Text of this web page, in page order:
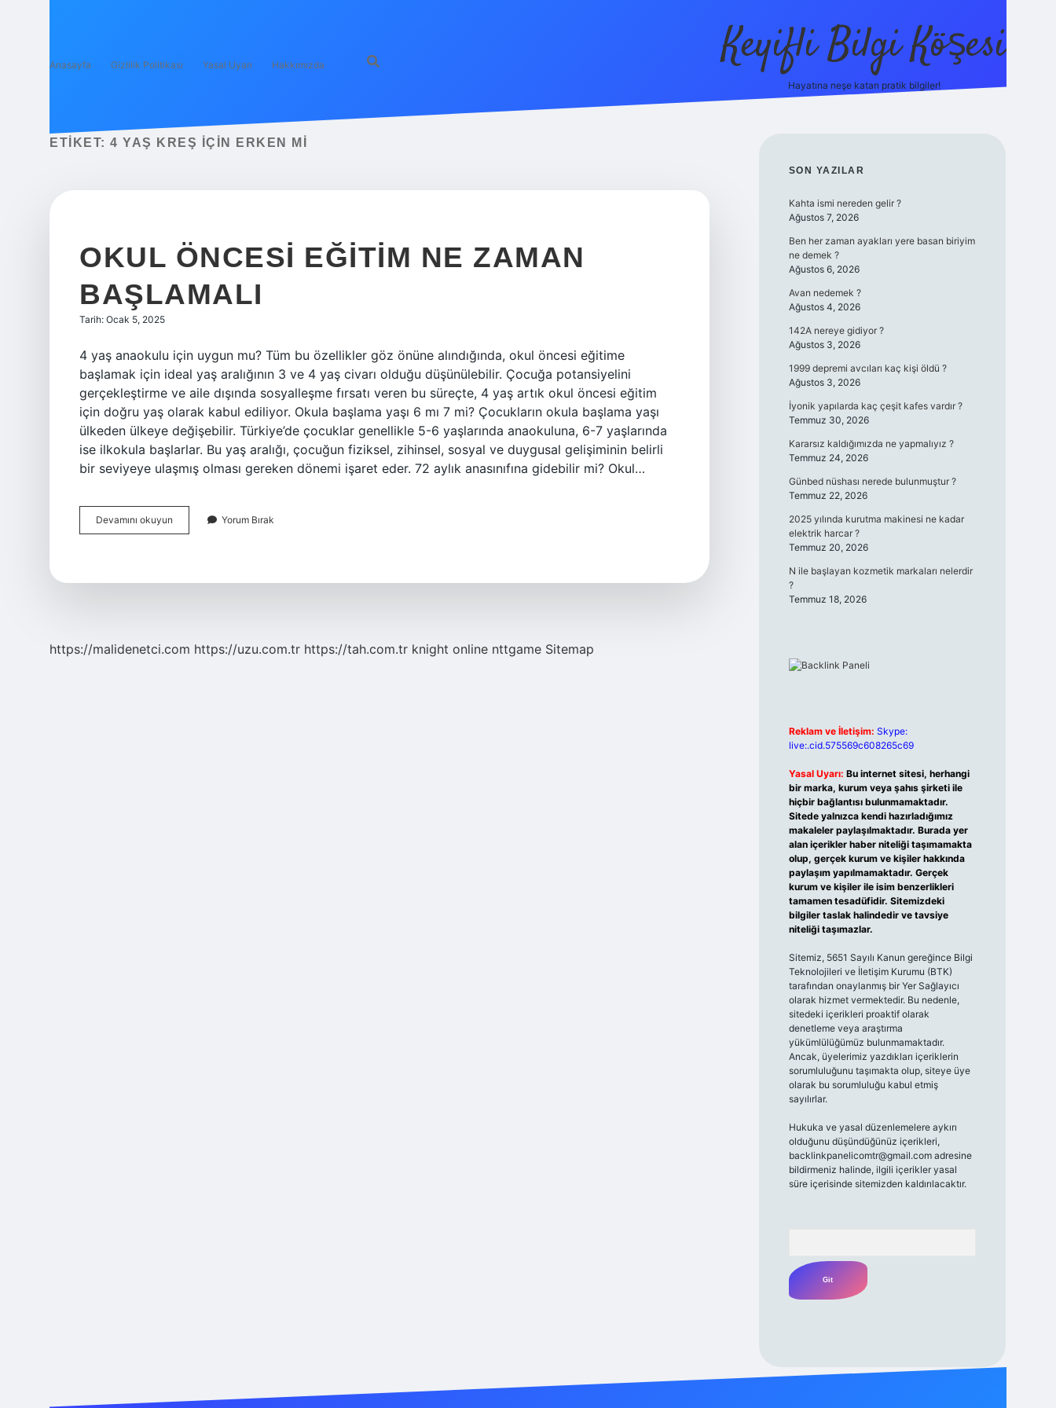
Anasayfa Gizlilik Politikası Yasal Uyarı Hakkımızda Keyifli Bilgi Köşesi
Hayatına neşe katan pratik bilgiler!
ETIKET: 4 YAŞ KREŞ IÇIN ERKEN MI
OKUL ÖNCESI EĞITIM NE ZAMAN
BAŞLAMALI
Tarih: Ocak 5, 2025
4 yaş anaokulu için uygun mu? Tüm bu özellikler göz önüne alındığında, okul öncesi eğitime
başlamak için ideal yaş aralığının 3 ve 4 yaş civarı olduğu düşünülebilir. Çocuğa potansiyelini
gerçekleştirme ve aile dışında sosyalleşme fırsatı veren bu süreçte, 4 yaş artık okul öncesi eğitim
için doğru yaş olarak kabul ediliyor. Okula başlama yaşı 6 mı 7 mi? Çocukların okula başlama yaşı
ülkeden ülkeye değişebilir. Türkiye’de çocuklar genellikle 5-6 yaşlarında anaokuluna, 6-7 yaşlarında
ise ilkokula başlarlar. Bu yaş aralığı, çocuğun fiziksel, zihinsel, sosyal ve duygusal gelişiminin belirli
bir seviyeye ulaşmış olması gereken dönemi işaret eder. 72 aylık anasınıfına gidebilir mi? Okul…
Devamını okuyun
Öncesi
Yorum Bırak
https://malidenetci.com https://uzu.com.tr https://tah.com.tr knight online nttgame Sitemap
SIDEBAR
SON YAZILAR
Kahta ismi nereden gelir ?
Ağustos 7, 2026
Ben her zaman ayakları yere basan biriyim
ne demek ?
Ağustos 6, 2026
Avan nedemek ?
Ağustos 4, 2026
142A nereye gidiyor ?
Ağustos 3, 2026
1999 depremi avcıları kaç kişi öldü ?
Ağustos 3, 2026
İyonik yapılarda kaç çeşit kafes vardır ?
Temmuz 30, 2026
Kararsız kaldığımızda ne yapmalıyız ?
Temmuz 24, 2026
Günbed nüshası nerede bulunmuştur ?
Temmuz 22, 2026
2025 yılında kurutma makinesi ne kadar
elektrik harcar ?
Temmuz 20, 2026
N ile başlayan kozmetik markaları nelerdir
?
Temmuz 18, 2026
Reklam ve İletişim: Skype:
live:.cid.575569c608265c69
Yasal Uyarı: Bu internet sitesi, herhangi
bir marka, kurum veya şahıs şirketi ile
hiçbir bağlantısı bulunmamaktadır.
Sitede yalnızca kendi hazırladığımız
makaleler paylaşılmaktadır. Burada yer
alan içerikler haber niteliği taşımamakta
olup, gerçek kurum ve kişiler hakkında
paylaşım yapılmamaktadır. Gerçek
kurum ve kişiler ile isim benzerlikleri
tamamen tesadüfidir. Sitemizdeki
bilgiler taslak halindedir ve tavsiye
niteliği taşımazlar.
Sitemiz, 5651 Sayılı Kanun gereğince Bilgi
Teknolojileri ve İletişim Kurumu (BTK)
tarafından onaylanmış bir Yer Sağlayıcı
olarak hizmet vermektedir. Bu nedenle,
sitedeki içerikleri proaktif olarak
denetleme veya araştırma
yükümlülüğümüz bulunmamaktadır.
Ancak, üyelerimiz yazdıkları içeriklerin
sorumluluğunu taşımakta olup, siteye üye
olarak bu sorumluluğu kabul etmiş
sayılırlar.
Hukuka ve yasal düzenlemelere aykırı
olduğunu düşündüğünüz içerikleri,
backlinkpanelicomtr@gmail.comadresine
bildirmeniz halinde, ilgili içerikler yasal
süre içerisinde sitemizden kaldırılacaktır.